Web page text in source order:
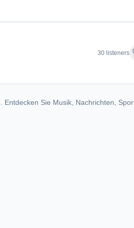
for Zar G
30 listeners
Sie Musik, Nachrichten,